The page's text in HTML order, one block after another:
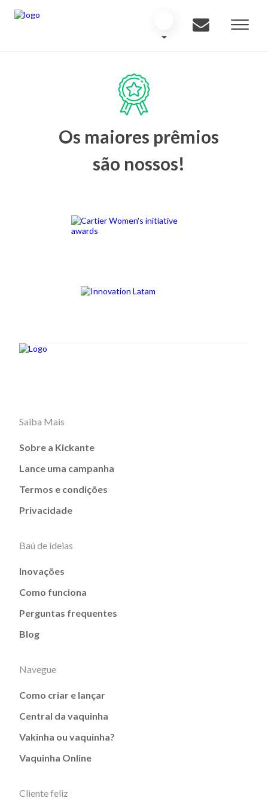
Os maiores prêmios
são nossos!
Saiba Mais
Sobre a Kickante
Lance uma campanha
Termos e condições
Privacidade
Baú de ideias
Inovações
Como funciona
Perguntas frequentes
Blog
Navegue
Como criar e lançar
Central da vaquinha
Vakinha ou vaquinha?
Vaquinha Online
Cliente feliz